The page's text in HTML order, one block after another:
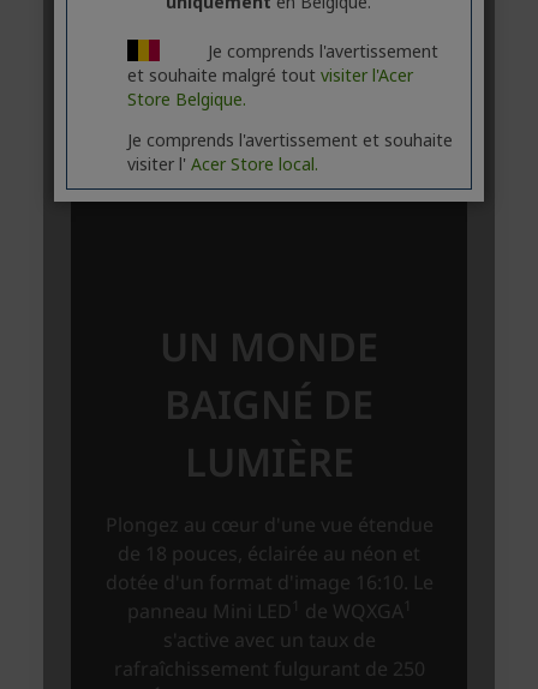
Je comprends l'avertissement
et souhaite malgré tout visiter l'Acer
Store Belgique.
Je comprends l'avertissement et souhaite
visiter l' Acer Store local.